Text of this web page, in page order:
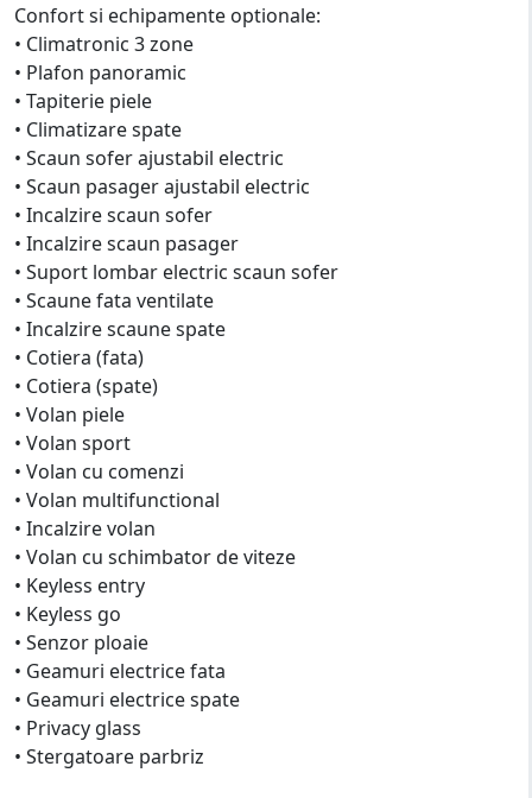
Confort si echipamente optionale:
• Climatronic 3 zone
• Plafon panoramic
• Tapiterie piele
• Climatizare spate
• Scaun sofer ajustabil electric
• Scaun pasager ajustabil electric
• Incalzire scaun sofer
• Incalzire scaun pasager
• Suport lombar electric scaun sofer
• Scaune fata ventilate
• Incalzire scaune spate
• Cotiera (fata)
• Cotiera (spate)
• Volan piele
• Volan sport
• Volan cu comenzi
• Volan multifunctional
• Incalzire volan
• Volan cu schimbator de viteze
• Keyless entry
• Keyless go
• Senzor ploaie
• Geamuri electrice fata
• Geamuri electrice spate
• Privacy glass
• Stergatoare parbriz